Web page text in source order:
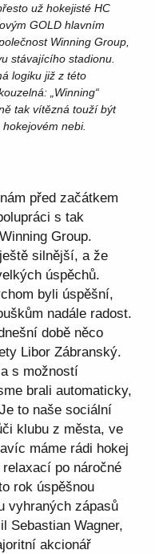
už hokejisté HC
GOLD hlavním
Winning Group,
stávajícího stadionu.
logiku již z této
„Winning“
tak vítězná touží být
nebi.
před začátkem
s tak
Group.
silnější, a že
úspěchů.
byli úspěšní,
nadále radost.
době něco
Libor Zábranský.
s možností
brali automaticky,
to naše sociální
klubu z města, ve
máme rádi hokej
po náročné
rok úspěšnou
vyhraných zápasů
Sebastian Wagner,
akcionář